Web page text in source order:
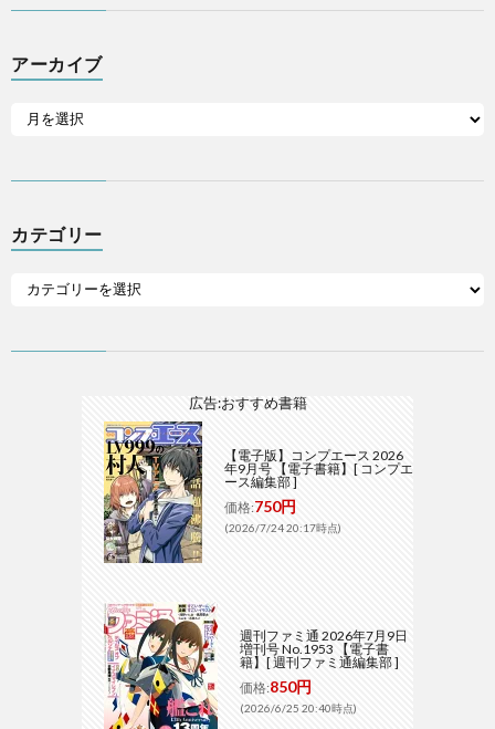
アーカイブ
カテゴリー
広告:おすすめ書籍
【電子版】コンプエース 2026
年9月号 【電子書籍】[ コンプエ
ース編集部 ]
価格:750円
(2026/7/24 20:17時点)
週刊ファミ通 2026年7月9日
増刊号 No.1953 【電子書
籍】[ 週刊ファミ通編集部 ]
価格:850円
(2026/6/25 20:40時点)